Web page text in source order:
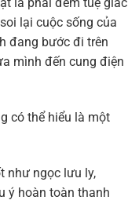
lại cuộc sống của
đang bước đi trên
mình đến cung điện
có thể hiểu là một
như ngọc lưu ly,
ý hoàn toàn thanh